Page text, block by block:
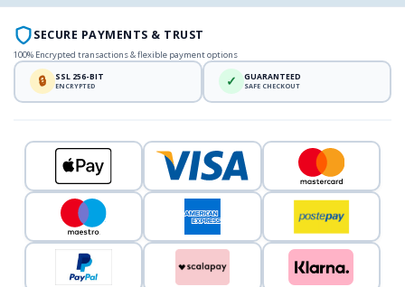
SECURE PAYMENTS & TRUST
100% Encrypted transactions & flexible payment options
🔒 SSL 256-BIT
ENCRYPTED ✓ GUARANTEED
SAFE CHECKOUT